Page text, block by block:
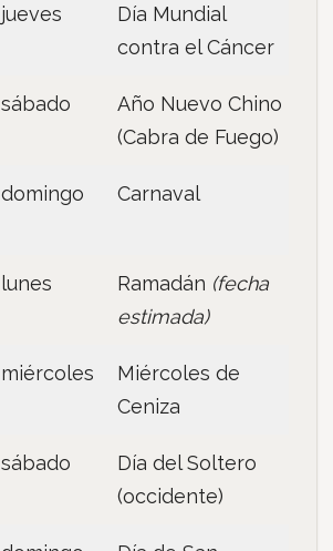
jueves
Día Mundial
contra el Cáncer
sábado
Año Nuevo Chino
(Cabra de Fuego)
domingo Carnaval
lunes Ramadán (fecha
estimada)
miércoles
Miércoles de
Ceniza
sábado
Día del Soltero
(occidente)